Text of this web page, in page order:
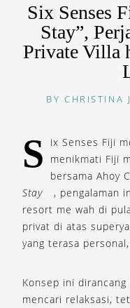
Six Senses
Stay”,
Private Villa
BYCHRISTINA
S
ix Senses Fiji
menikmati Fiji
bersama Ahoy
Stay
, pengalaman
resort me wah di
privat di atas
yang terasa
Konsep ini
mencari relaksasi,